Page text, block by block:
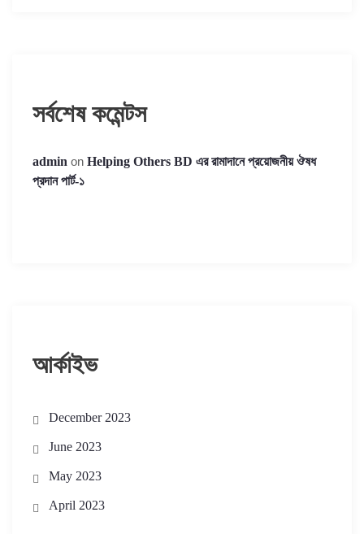
সর্বশেষ কমেন্টস
admin on Helping Others BD এর রামাদানে প্রয়োজনীয় ঔষধ
প্রদান পার্ট-১
আর্কাইভ
December 2023
June 2023
May 2023
April 2023